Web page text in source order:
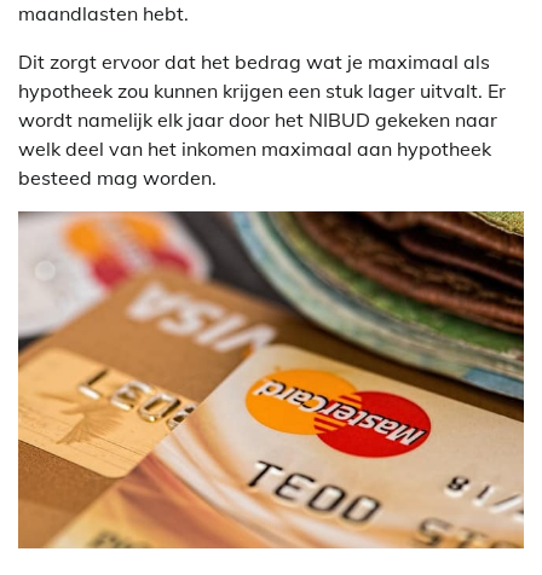
maandlasten hebt.
Dit zorgt ervoor dat het bedrag wat je maximaal als
hypotheek zou kunnen krijgen een stuk lager uitvalt. Er
wordt namelijk elk jaar door het NIBUD gekeken naar
welk deel van het inkomen maximaal aan hypotheek
besteed mag worden.